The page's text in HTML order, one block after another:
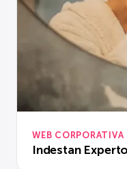
WEB CORPORATIVA
Indestan